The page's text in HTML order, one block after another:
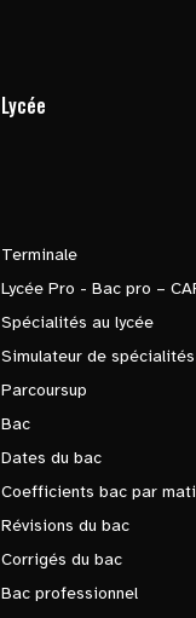
Lycée
Terminale
Lycée Pro - Bac pro –
Spécialités au lycée
Simulateur de spécialités
Parcoursup
Bac
Dates du bac
Coefficients bac par
Révisions du bac
Corrigés du bac
Bac professionnel